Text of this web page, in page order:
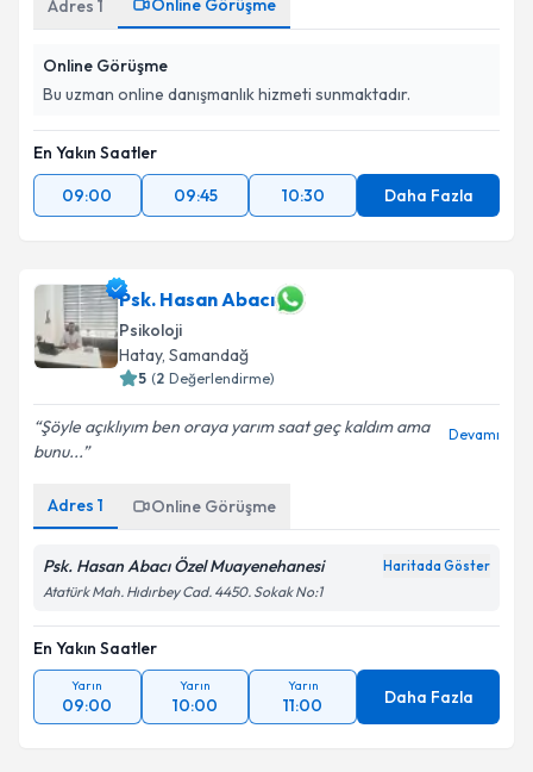
Adres 1 Online Görüşme
Online Görüşme
Bu uzman online danışmanlık hizmeti sunmaktadır.
En Yakın Saatler
09:00
09:45 10:30 Daha Fazla
Psk. Hasan Abacı
Psikoloji
Hatay, Samandağ
5 (2 Değerlendirme)
Şöyle açıklıyım ben oraya yarım saat geç kaldım ama
bunu...
Devamı
Adres 1 Online Görüşme
Psk. Hasan Abacı Özel Muayenehanesi Haritada Göster
Atatürk Mah. Hıdırbey Cad. 4450. Sokak No:1
En Yakın Saatler
Yarın
09:00
Yarın
10:00
Yarın
11:00 Daha Fazla